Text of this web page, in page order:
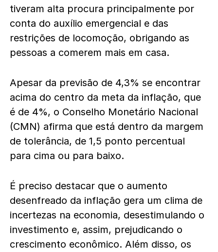
tiveram alta procura principalmente por
conta do auxílio emergencial e das
restrições de locomoção, obrigando as
pessoas a comerem mais em casa.
Apesar da previsão de 4,3% se encontrar
acima do centro da meta da inflação, que
é de 4%, o Conselho Monetário Nacional
(CMN) afirma que está dentro da margem
de tolerância, de 1,5 ponto percentual
para cima ou para baixo.
É preciso destacar que o aumento
desenfreado da inflação gera um clima de
incertezas na economia, desestimulando o
investimento e, assim, prejudicando o
crescimento econômico. Além disso, os